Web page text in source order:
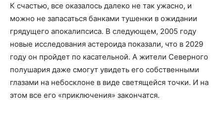
К счастью, все оказалось далеко не так ужасно, и
можно не запасаться банками тушенки в ожидании
грядущего апокалипсиса. В следующем, 2005 году
новые исследования астероида показали, что в 2029
году он пройдет по касательной. А жители Северного
полушария даже смогут увидеть его собственными
глазами на небосклоне в виде светящейся точки. И на
этом все его «приключения» закончатся.